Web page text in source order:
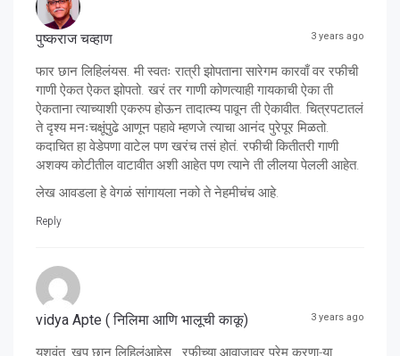
पुष्कराज चव्हाण 3 years ago
फार छान लिहिलंयस. मी स्वतः रात्री झोपताना सारेगम कारवाँ वर रफीची
गाणी ऐकत ऐकत झोपतो. खरं तर गाणी कोणत्याही गायकाची ऐका ती
ऐकताना त्याच्याशी एकरुप होऊन तादात्म्य पावून ती ऐकावीत. चित्रपटातलं
ते दृश्य मनःचक्षूंपुढे आणून पहावे म्हणजे त्याचा आनंद पुरेपूर मिळतो.
कदाचित हा वेडेपणा वाटेल पण खरंच तसं होतं. रफीची कितीतरी गाणी
अशक्य कोटीतील वाटावीत अशी आहेत पण त्याने ती लीलया पेलली आहेत.
लेख आवडला हे वेगळं सांगायला नको ते नेहमीचंच आहे.
Reply
vidya Apte ( निलिमा आणि भालूची काकू) 3 years ago
यशवंत, खूप छान लिहिलंआहेस . रफीच्या आवाजावर प्रेम करणा-या